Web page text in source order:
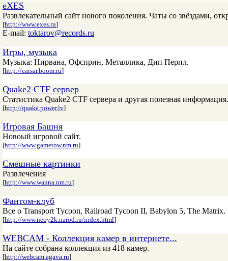
eXES
Развлекательный сайт нового поколения. Чаты со звёздами,
[http://www.exes.ru]
E-mail: toktarov@records.ru
Игры, музыка
Музыка: Нирвана, Офсприн, Металлика, Дип Перпл.
[http://caisar.boom.ru]
Quake2 CTF сервер
Статистика Quake2 CTF сервера и другая полезная информация.
[http://quake.power.lv]
Игровая Башня
Новоый игровой сайт.
[http://www.gametow.nm.ru]
Смешные картинки
Развлечения
[http://www.wanna.nm.ru]
Фантом-клуб
Все о Transport Tycoon, Railroad Tycoon II, Babylon 5, The Matrix.
[http://www.neoy2k.narod.ru/index.html]
WEBCAM - Коллекция камер в интернете...
На сайте собрана коллекция из 418 камер.
[http://webcam.agava.ru]